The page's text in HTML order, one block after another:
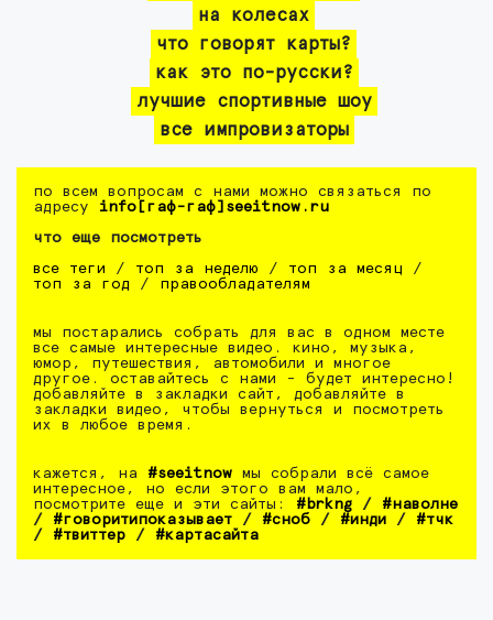
на колесах
что говорят карты?
как это по-русски?
лучшие спортивные шоу
все импровизаторы
по всем вопросам с нами можно связаться по
адресу info[гаф-гаф]seeitnow.ru
что еще посмотреть
все теги / топ за неделю / топ за месяц /
топ за год / правообладателям
мы постарались собрать для вас в одном месте
все самые интересные видео. кино, музыка,
юмор, путешествия, автомобили и многое
другое. оставайтесь с нами - будет интересно!
добавляйте в закладки сайт, добавляйте в
закладки видео, чтобы вернуться и посмотреть
их в любое время.
кажется, на #seeitnow мы собрали всё самое
интересное, но если этого вам мало,
посмотрите еще и эти сайты: #brkng / #наволне
/ #говоритипоказывает / #сноб / #инди / #тчк
/ #твиттер / #картасайта